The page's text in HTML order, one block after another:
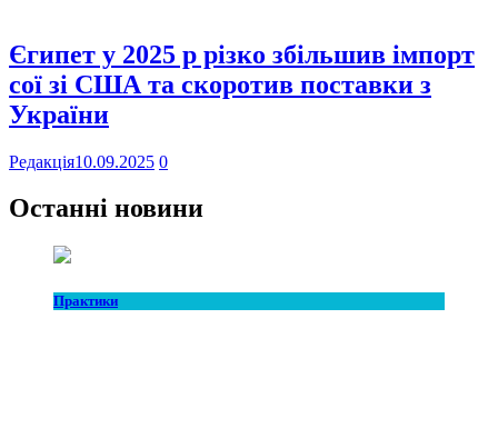
Єгипет у 2025 р різко збільшив імпорт
сої зі США та скоротив поставки з
України
Редакція10.09.2025 0
Останні новини
Практики